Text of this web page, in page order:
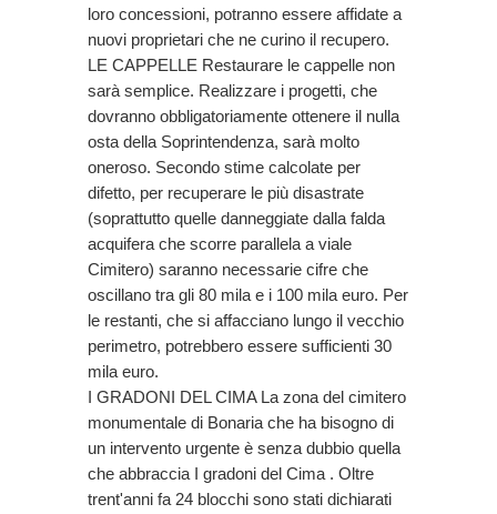
loro concessioni, potranno essere affidate a
nuovi proprietari che ne curino il recupero.
LE CAPPELLE Restaurare le cappelle non
sarà semplice. Realizzare i progetti, che
dovranno obbligatoriamente ottenere il nulla
osta della Soprintendenza, sarà molto
oneroso. Secondo stime calcolate per
difetto, per recuperare le più disastrate
(soprattutto quelle danneggiate dalla falda
acquifera che scorre parallela a viale
Cimitero) saranno necessarie cifre che
oscillano tra gli 80 mila e i 100 mila euro. Per
le restanti, che si affacciano lungo il vecchio
perimetro, potrebbero essere sufficienti 30
mila euro.
I GRADONI DEL CIMA La zona del cimitero
monumentale di Bonaria che ha bisogno di
un intervento urgente è senza dubbio quella
che abbraccia I gradoni del Cima . Oltre
trent'anni fa 24 blocchi sono stati dichiarati